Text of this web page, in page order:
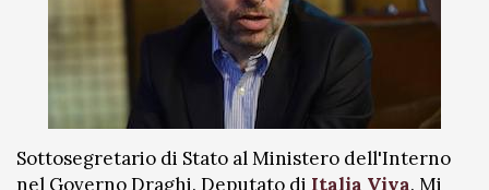
Sottosegretario di Stato al Ministero dell'Interno
nel Governo Draghi. Deputato di Italia Viva. Mi